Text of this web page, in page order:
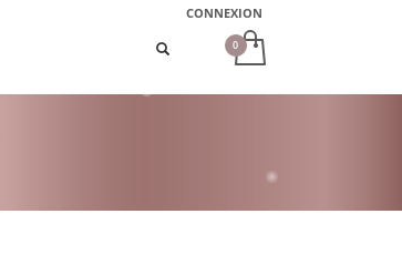
CONNEXION